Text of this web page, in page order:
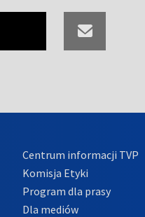
Centrum informacji TVP
Komisja Etyki
Program dla prasy
Dla mediów